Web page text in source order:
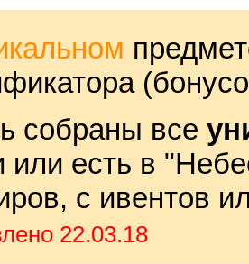
собраны все
или есть в
с ивентов
22.03.18